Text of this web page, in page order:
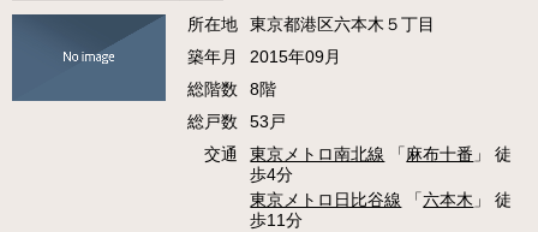
所在地
東京都港区六本木５丁目
築年月
2015年09月
総階数
8階
総戸数
53戸
交通
東京メトロ南北線 「麻布十番 」 徒
歩4分
東京メトロ日比谷線 「六本木 」 徒
歩11分